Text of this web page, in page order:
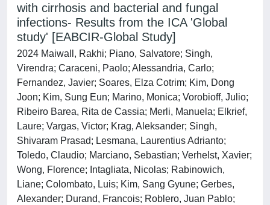
with cirrhosis and bacterial and fungal
infections- Results from the ICA 'Global
study' [EABCIR-Global Study]
2024 Maiwall, Rakhi; Piano, Salvatore; Singh,
Virendra; Caraceni, Paolo; Alessandria, Carlo;
Fernandez, Javier; Soares, Elza Cotrim; Kim, Dong
Joon; Kim, Sung Eun; Marino, Monica; Vorobioff, Julio;
Ribeiro Barea, Rita de Cassia; Merli, Manuela; Elkrief,
Laure; Vargas, Victor; Krag, Aleksander; Singh,
Shivaram Prasad; Lesmana, Laurentius Adrianto;
Toledo, Claudio; Marciano, Sebastian; Verhelst, Xavier;
Wong, Florence; Intagliata, Nicolas; Rabinowich,
Liane; Colombato, Luis; Kim, Sang Gyune; Gerbes,
Alexander; Durand, Francois; Roblero, Juan Pablo;